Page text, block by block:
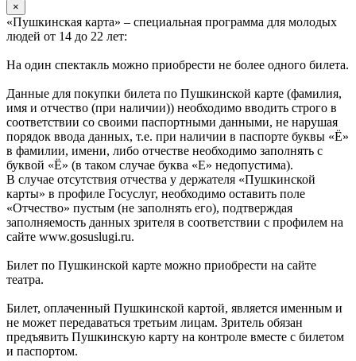
×
«Пушкинская карта» – специальная программа для молодых
людей от 14 до 22 лет:
На один спектакль можно приобрести не более одного билета.
Данные для покупки билета по Пушкинской карте (фамилия,
имя и отчество (при наличии)) необходимо вводить строго в
соответствии со своими паспортными данными, не нарушая
порядок ввода данных, т.е. при наличии в паспорте буквы «Ё»
в фамилии, имени, либо отчестве необходимо заполнять с
буквой «Ё» (в таком случае буква «Е» недопустима).
В случае отсутствия отчества у держателя «Пушкинской
карты» в профиле Госуслуг, необходимо оставить поле
«Отчество» пустым (не заполнять его), подтверждая
заполняемость данных зрителя в соответствии с профилем на
сайте www.gosuslugi.ru.
Билет по Пушкинской карте можно приобрести на сайте
театра.
Билет, оплаченный Пушкинской картой, является именным и
не может передаваться третьим лицам. Зритель обязан
предъявить Пушкинскую карту на контроле вместе с билетом
и паспортом.